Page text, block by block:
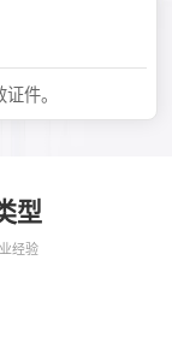
件。
型
经验